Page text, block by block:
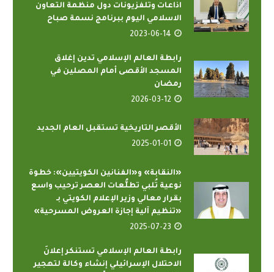
اذاعات وتلفزيونات دول منظمة التعاون
الاسلامي اليوم ببرنامج نسمة صباح
2023-06-14
رابطة العالم الإسلامي تدين إغلاق
المسجد الأقصى أمام المصلين في
رمضان
2026-03-12
الأقصر التاريخية تستقبل العام الجديد
2025-01-01
«النقابة» و«الفنانين الكويتيين»: خطوة
نوعية تُلبي تطلُّعات العصر ترحيب واسع
بقرار معالي وزير الإعلام الكويتي بـ
«تنظيم آلية إجازة العروض المسرحية»
2025-07-23
رابطة العالم الإسلامي تستنكر إعلانَ
الاحتلال الإسرائيلي إنشاء وكالة لتهجير